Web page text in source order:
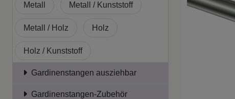
Metall Metall / Kunststoff
Metall / Holz Holz
Holz / Kunststoff
Gardinenstangen ausziehbar
Gardinenstangen-Zubehör